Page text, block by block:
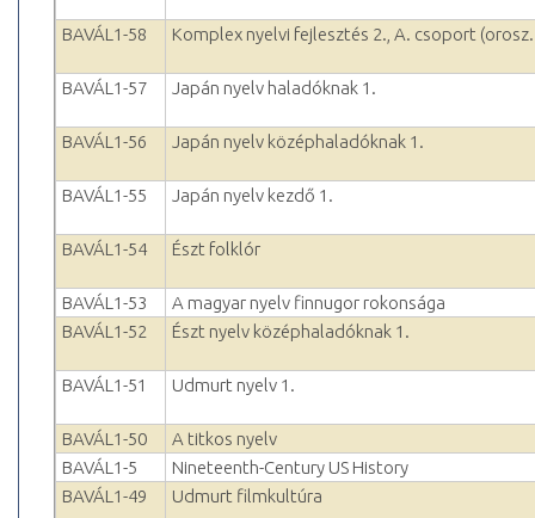
BAVÁL1-58 Komplex nyelvi fejlesztés 2., A. csoport
BAVÁL1-57 Japán nyelv haladóknak 1.
BAVÁL1-56 Japán nyelv középhaladóknak 1.
BAVÁL1-55 Japán nyelv kezdő 1.
BAVÁL1-54 Észt folklór
BAVÁL1-53
A magyar nyelv finnugor rokonsága
BAVÁL1-52
Észt nyelv középhaladóknak 1.
BAVÁL1-51 Udmurt nyelv 1.
BAVÁL1-50
A titkos nyelv
BAVÁL1-5
Nineteenth-Century US History
BAVÁL1-49
Udmurt filmkultúra